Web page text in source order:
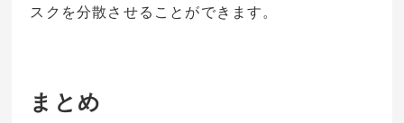
スクを分散させることができます。
まとめ